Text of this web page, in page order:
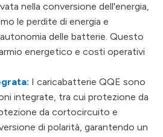
nella conversione dell'energia,
le perdite di energia e
delle batterie. Questo
energetico e costi operativi
I caricabatterie QQE sono
integrate, tra cui protezione da
da cortocircuito e
di polarità, garantendo un